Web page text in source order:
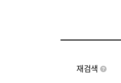
재검색